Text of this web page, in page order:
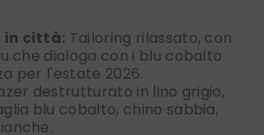
in città: Tailoring rilassato, con
che dialoga con i blu cobalto
per l'estate 2026.
destrutturato in lino grigio,
blu cobalto, chino sabbia,